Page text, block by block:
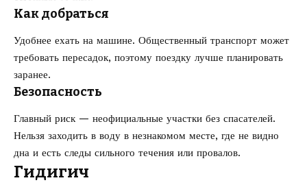
Как добраться
Удобнее ехать на машине. Общественный транспорт может
требовать пересадок, поэтому поездку лучше планировать
заранее.
Безопасность
Главный риск — неофициальные участки без спасателей.
Нельзя заходить в воду в незнакомом месте, где не видно
дна и есть следы сильного течения или провалов.
Гидигич